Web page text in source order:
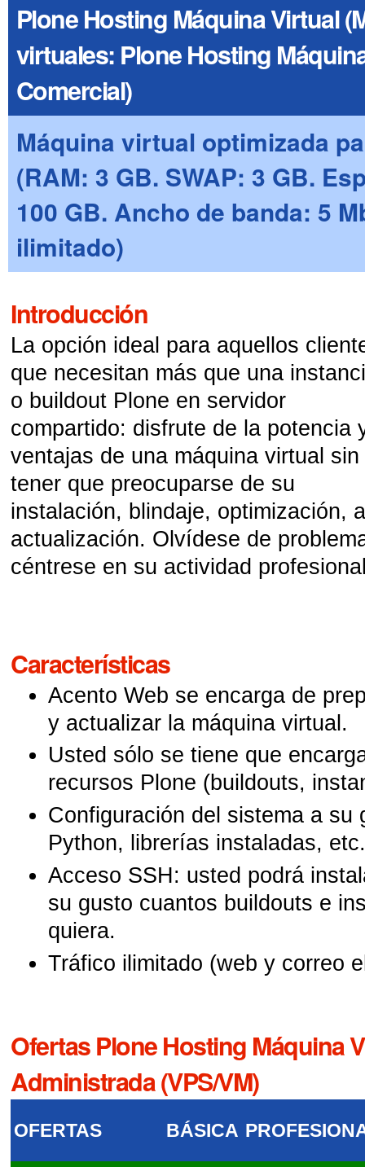
Plone Hosting Máquina Virtual
virtuales: Plone Hosting
Comercial)
Máquina virtual optimizada
(RAM: 3 GB. SWAP: 3 GB.
100 GB. Ancho de banda: 5
ilimitado)
Introducción
La opción ideal para aquellos
que necesitan más que una
o buildout Plone en servidor
compartido: disfrute de la potencia
ventajas de una máquina virtual sin
tener que preocuparse de su
instalación, blindaje, optimización,
actualización. Olvídese de
céntrese en su actividad
Características
Acento Web se encarga de
y actualizar la máquina virtual.
Usted sólo se tiene que
recursos Plone (buildouts,
Configuración del sistema a su
Python, librerías instaladas,
Acceso SSH: usted podrá
su gusto cuantos buildouts e
quiera.
Tráfico ilimitado (web y correo
Ofertas Plone Hosting Máquina
Administrada (VPS/VM)
OFERTAS BÁSICA